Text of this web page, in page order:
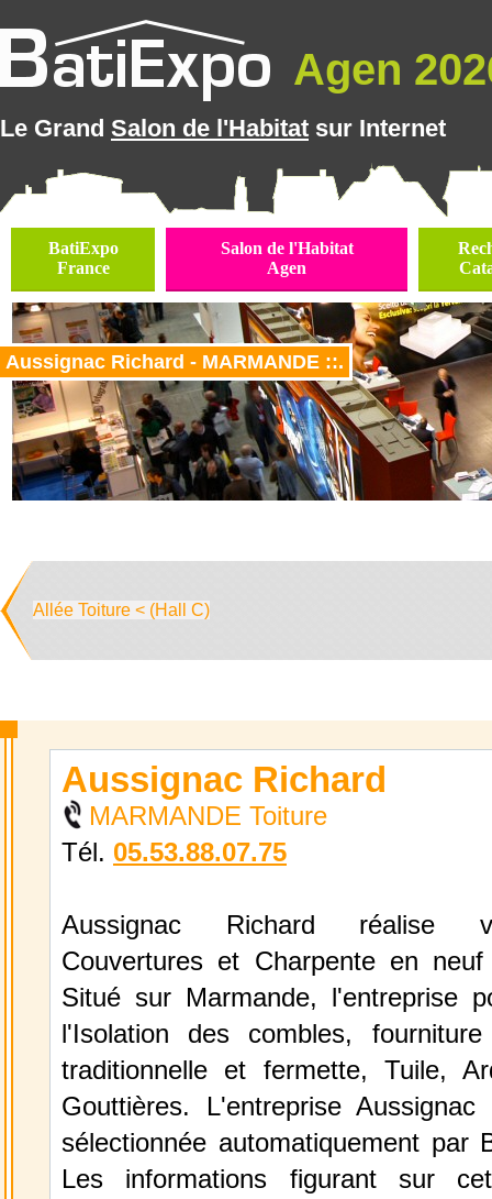
Agen
Le Grand Salon de l'Habitat sur Internet
BatiExpo
France
Salon de l'Habitat
Agen
Aussignac Richard - MARMANDE ::.
Allée Toiture < (Hall C)
Aussignac Richard
MARMANDE Toiture
Tél. 05.53.88.07.75
Aussignac Richard réalise
Couvertures et Charpente en
Situé sur Marmande, l'entreprise
l'Isolation des combles,
traditionnelle et fermette, Tuile,
Gouttières. L'entreprise
sélectionnée automatiquement par
Les informations figurant sur